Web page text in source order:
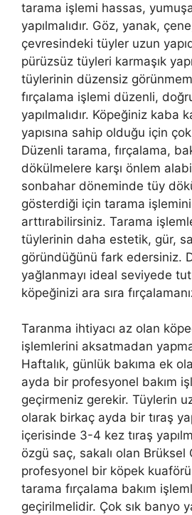
tarama işlemi hassas,
yapılmalıdır. Göz, yanak,
çevresindeki tüyler uzun
pürüzsüz tüyleri karmaşık
tüylerinin düzensiz
fırçalama işlemi düzenli,
yapılmalıdır. Köpeğiniz kaba
yapısına sahip olduğu için
Düzenli tarama, fırçalama,
dökülmelere karşı önlem
sonbahar döneminde tüy
gösterdiği için tarama
arttırabilirsiniz. Tarama
tüylerinin daha estetik, gür,
göründüğünü fark edersiniz.
yağlanmayı ideal seviyede
köpeğinizi ara sıra
Taranma ihtiyacı az olan
işlemlerini aksatmadan
Haftalık, günlük bakıma ek
ayda bir profesyonel bakım
geçirmeniz gerekir. Tüylerin
olarak birkaç ayda bir tıraş
içerisinde 3-4 kez tıraş
özgü saç, sakalı olan Brüksel
profesyonel bir köpek
tarama fırçalama bakım
geçirilmelidir. Çok sık banyo